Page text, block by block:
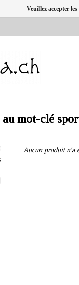
au mot-clé
Aucun produit n'a
Veuillez accepter